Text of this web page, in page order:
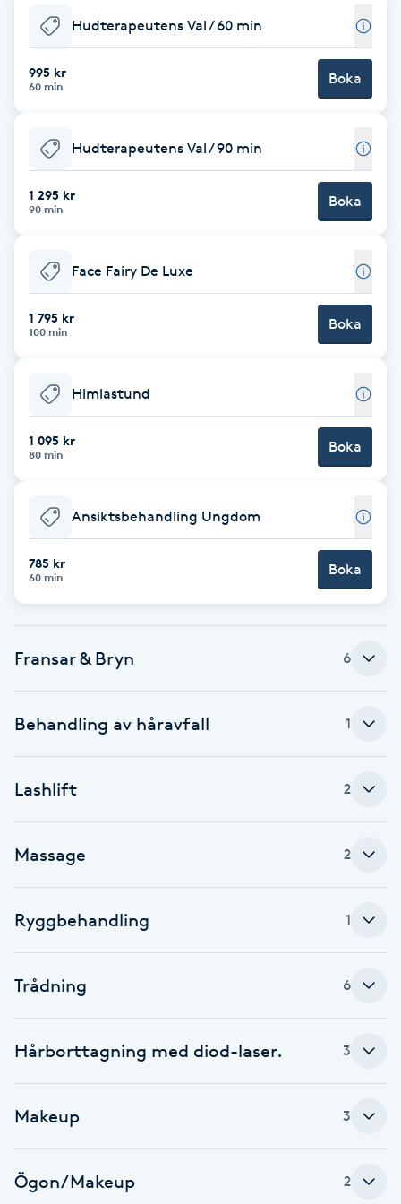
Fotsvamp
Fotvård
Fransar
Fransborttagning
Fransfärgning
Fransförlängning
Fransförlängning Megavolym
Fransk manikyr
Frekvensterapi
Friskvård
Frisör
Funktionsanalys
Föning
G
Gel naglar
Gellack
Gellack med förstärkning
Gruppträning
Hudterapeutens Val / 60 min
995 kr
60 min Boka
Hudterapeutens Val / 90 min
1 295 kr
90 min Boka
Face Fairy De Luxe
1 795 kr
100 min Boka
Himlastund
1 095 kr
80 min Boka
Ansiktsbehandling Ungdom
785 kr
60 min Boka
Fransar & Bryn 6
Behandling av håravfall 1
Lashlift 2
Massage 2
Ryggbehandling 1
Trådning 6
Hårborttagning med diod-laser. 3
Makeup 3
Ögon/Makeup 2